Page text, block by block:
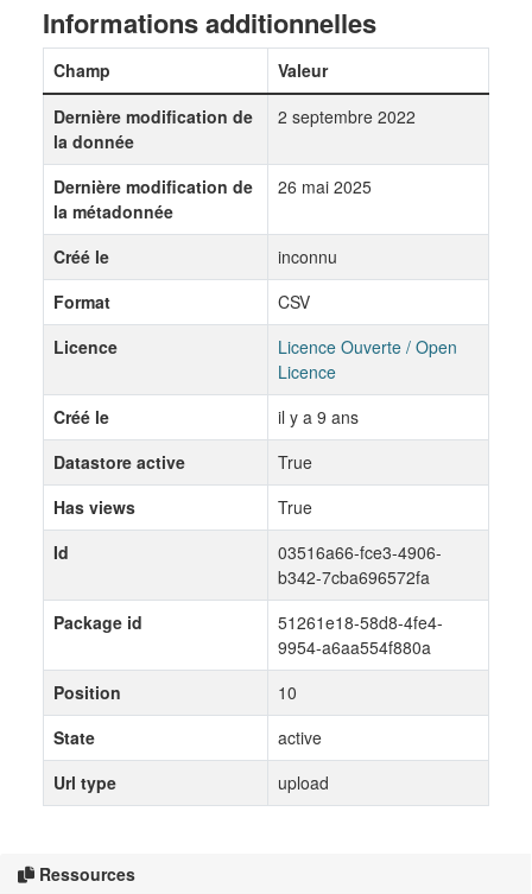
Ressources
Informations additionnelles
Champ
Valeur
Dernière modification de
la donnée
2 septembre 2022
Dernière modification de
la métadonnée
26 mai 2025
Créé le
inconnu
Format
CSV
Licence
Licence Ouverte / Open
Licence
Créé le
il y a 9 ans
Datastore active
True
Has views
True
Id
03516a66-fce3-4906-
b342-7cba696572fa
Package id
51261e18-58d8-4fe4-
9954-a6aa554f880a
Position
10
State
active
Url type
upload